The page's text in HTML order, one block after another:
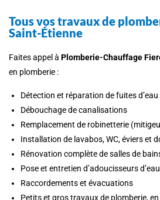
Tous vos travaux de
Saint-Étienne
Faites appel à Plomberie-Chauffage
en plomberie :
Détection et réparation de fuites d’eau
Débouchage de canalisations
Remplacement de robinetterie
Installation de lavabos, WC, éviers et
Rénovation complète de salles de
Pose et entretien d’adoucisseurs d’eau
Raccordements et évacuations
Petits et gros travaux de plomberie,